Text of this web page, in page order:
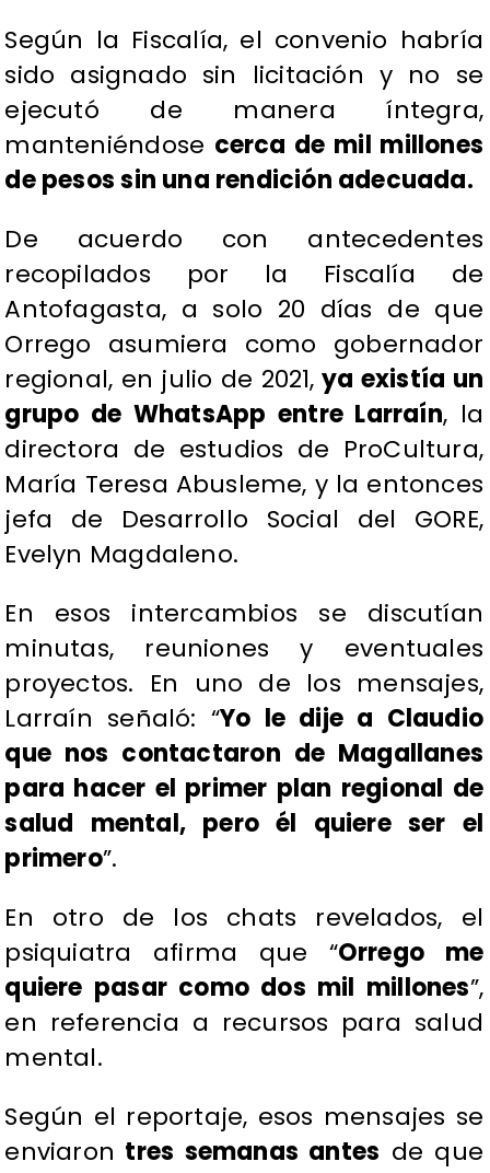
Según la Fiscalía, el convenio habría
sido asignado sin licitación y no se
ejecutó de manera íntegra,
manteniéndose cerca de mil millones
de pesos sin una rendición adecuada.
De acuerdo con antecedentes
recopilados por la Fiscalía de
Antofagasta, a solo 20 días de que
Orrego asumiera como gobernador
regional, en julio de 2021, ya existía un
grupo de WhatsApp entre Larraín, la
directora de estudios de ProCultura,
María Teresa Abusleme, y la entonces
jefa de Desarrollo Social del GORE,
Evelyn Magdaleno.
En esos intercambios se discutían
minutas, reuniones y eventuales
proyectos. En uno de los mensajes,
Larraín señaló: “Yo le dije a Claudio
que nos contactaron de Magallanes
para hacer el primer plan regional de
salud mental, pero él quiere ser el
primero”.
En otro de los chats revelados, el
psiquiatra afirma que “Orrego me
quiere pasar como dos mil millones”,
en referencia a recursos para salud
mental.
Según el reportaje, esos mensajes se
enviaron tres semanas antes de que